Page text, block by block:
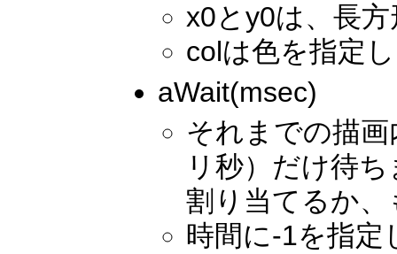
x0とy0は、長
colは色を指定
aWait(msec)
それまでの描
リ秒）だけ待
割り当てるか
時間に-1を指定